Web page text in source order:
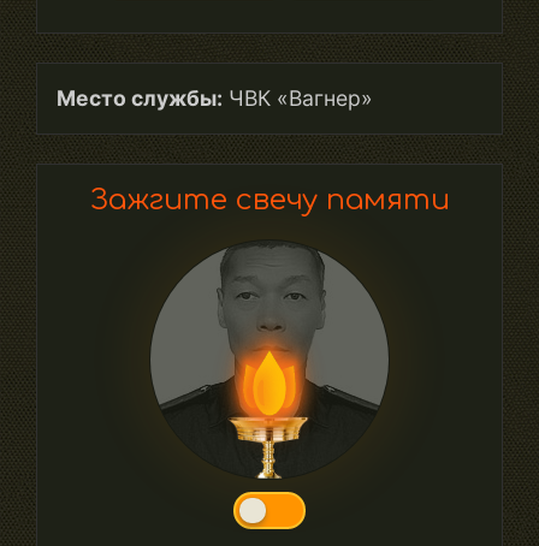
Место службы: ЧВК «Вагнер»
Зажгите свечу памяти